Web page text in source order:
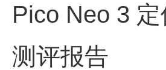
Pico Neo 3
测评报告